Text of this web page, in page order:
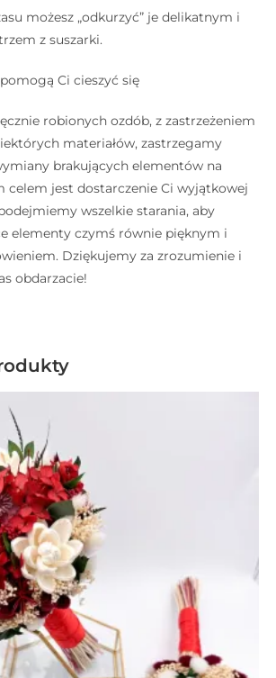
możesz „odkurzyć” je delikatnym i
z suszarki.
Ci cieszyć się
robionych ozdób, z zastrzeżeniem
materiałów, zastrzegamy
brakujących elementów na
celem jest dostarczenie Ci wyjątkowej
wszelkie starania, aby
elementy czymś równie pięknym i
Dziękujemy za zrozumienie i
obdarzacie!